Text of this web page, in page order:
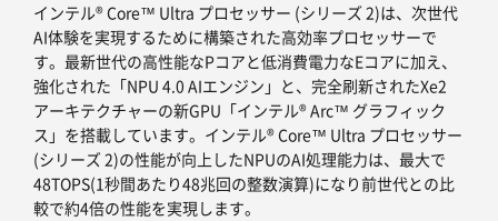
インテル® Core™ Ultra プロセッサー (シリーズ 2)は、次世代
AI体験を実現するために構築された高効率プロセッサーで
す。最新世代の高性能なPコアと低消費電力なEコアに加え、
強化された「NPU 4.0 AIエンジン」と、完全刷新されたXe2
アーキテクチャーの新GPU「インテル® Arc™ グラフィック
ス」を搭載しています。インテル® Core™ Ultra プロセッサー
(シリーズ 2)の性能が向上したNPUのAI処理能力は、最大で
48TOPS(1秒間あたり48兆回の整数演算)になり前世代との比
較で約4倍の性能を実現します。